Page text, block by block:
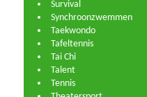
Survival
Synchroonzwemmen
Taekwondo
Tafeltennis
Tai Chi
Talent
Tennis